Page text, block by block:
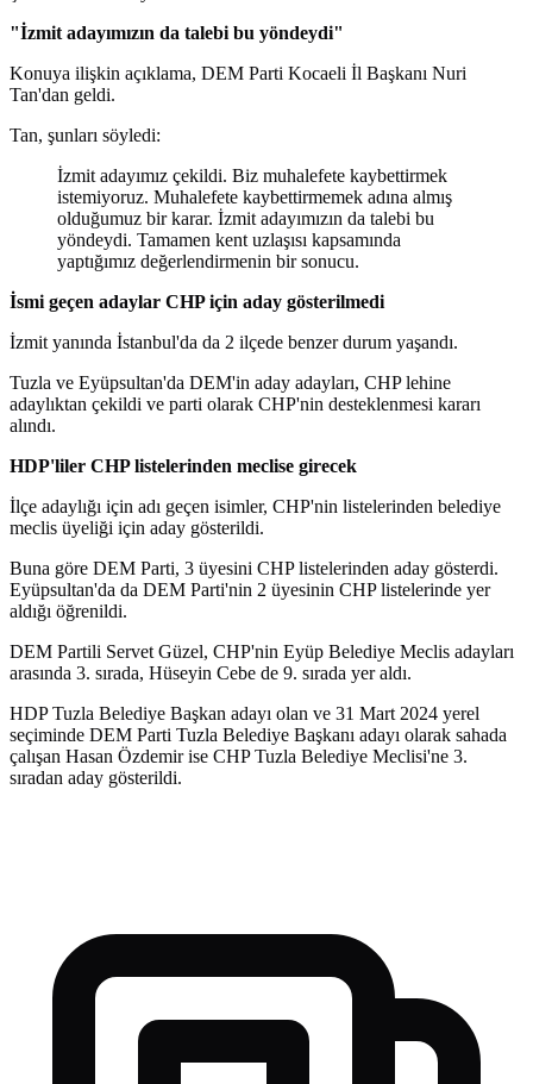
"İzmit adayımızın da talebi bu yöndeydi"
Konuya ilişkin açıklama, DEM Parti Kocaeli İl Başkanı Nuri
Tan'dan geldi.
Tan, şunları söyledi:
İzmit adayımız çekildi. Biz muhalefete kaybettirmek
istemiyoruz. Muhalefete kaybettirmemek adına almış
olduğumuz bir karar. İzmit adayımızın da talebi bu
yöndeydi. Tamamen kent uzlaşısı kapsamında
yaptığımız değerlendirmenin bir sonucu.
İsmi geçen adaylar CHP için aday gösterilmedi
İzmit yanında İstanbul'da da 2 ilçede benzer durum yaşandı.
Tuzla ve Eyüpsultan'da DEM'in aday adayları, CHP lehine
adaylıktan çekildi ve parti olarak CHP'nin desteklenmesi kararı
alındı.
HDP'liler CHP listelerinden meclise girecek
İlçe adaylığı için adı geçen isimler, CHP'nin listelerinden belediye
meclis üyeliği için aday gösterildi.
Buna göre DEM Parti, 3 üyesini CHP listelerinden aday gösterdi.
Eyüpsultan'da da DEM Parti'nin 2 üyesinin CHP listelerinde yer
aldığı öğrenildi.
DEM Partili Servet Güzel, CHP'nin Eyüp Belediye Meclis adayları
arasında 3. sırada, Hüseyin Cebe de 9. sırada yer aldı.
HDP Tuzla Belediye Başkan adayı olan ve 31 Mart 2024 yerel
seçiminde DEM Parti Tuzla Belediye Başkanı adayı olarak sahada
çalışan Hasan Özdemir ise CHP Tuzla Belediye Meclisi'ne 3.
sıradan aday gösterildi.